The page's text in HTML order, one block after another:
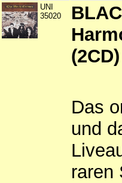
UNI
35020
(2CD)
Das
und
raren